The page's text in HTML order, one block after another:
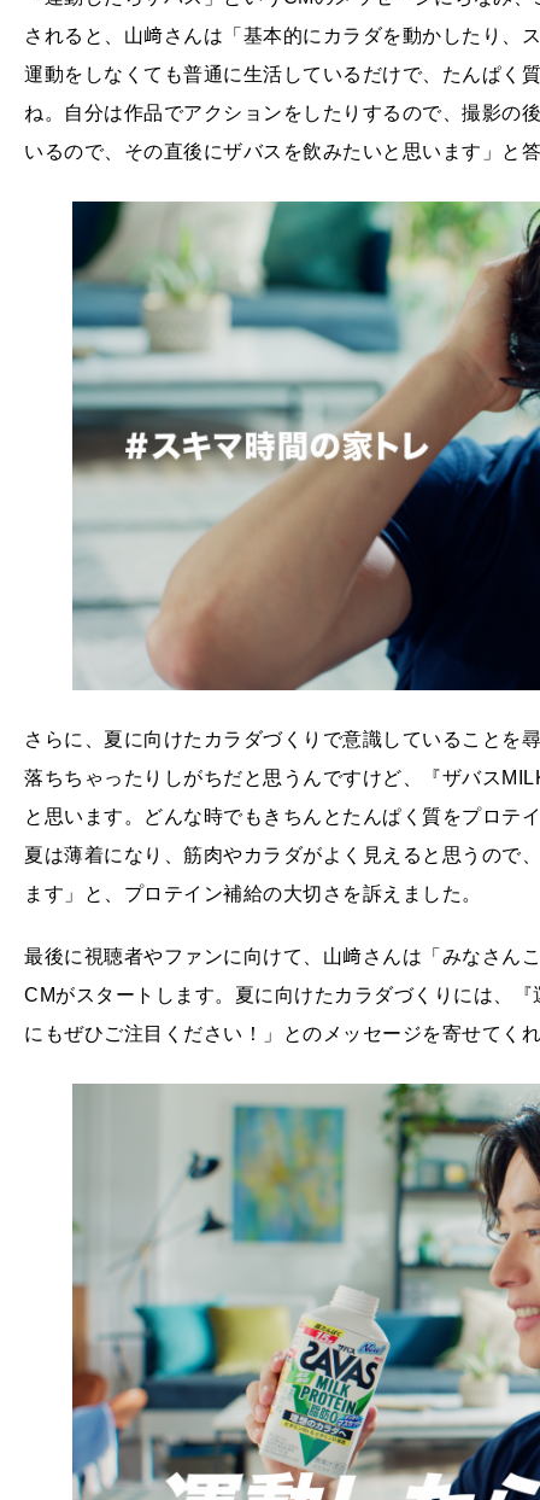
されると、山﨑さんは「基本的にカラダを動かしたり、
運動をしなくても普通に生活しているだけで、たんぱく
ね。自分は作品でアクションをしたりするので、撮影の
いるので、その直後にザバスを飲みたいと思います」と
さらに、夏に向けたカラダづくりで意識していることを
落ちちゃったりしがちだと思うんですけど、『ザバス
と思います。どんな時でもきちんとたんぱく質をプロテ
夏は薄着になり、筋肉やカラダがよく見えると思うので
ます」と、プロテイン補給の大切さを訴えました。
最後に視聴者やファンに向けて、山﨑さんは「みなさん
CMがスタートします。夏に向けたカラダづくりには、
にもぜひご注目ください！」とのメッセージを寄せてく